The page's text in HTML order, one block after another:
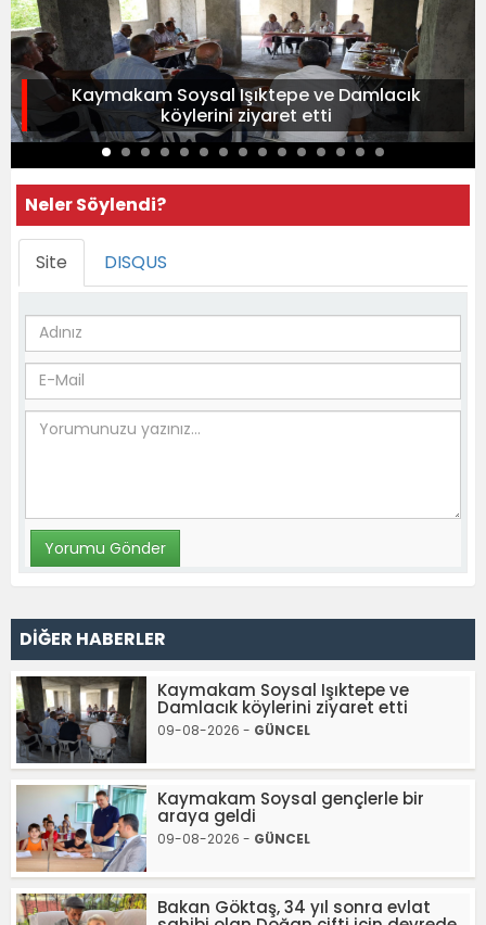
Kaymakam Soysal Işıktepe ve Damlacık
köylerini ziyaret etti
Neler Söylendi?
Site DISQUS
DİĞER HABERLER
Kaymakam Soysal Işıktepe ve
Damlacık köylerini ziyaret etti
09-08-2026 - GÜNCEL
Kaymakam Soysal gençlerle bir
araya geldi
09-08-2026 - GÜNCEL
Bakan Göktaş, 34 yıl sonra evlat